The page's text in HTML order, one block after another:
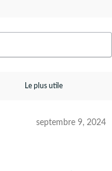
septembre 9, 2024